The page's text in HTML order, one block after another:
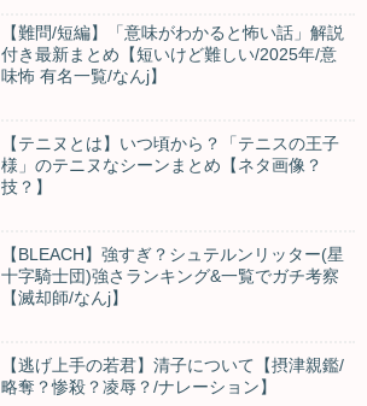
【難問/短編】「意味がわかると怖い話」解説
付き最新まとめ【短いけど難しい/2025年/意
味怖 有名一覧/なんj】
【テニヌとは】いつ頃から？「テニスの王子
様」のテニヌなシーンまとめ【ネタ画像？
技？】
【BLEACH】強すぎ？シュテルンリッター(星
十字騎士団)強さランキング&一覧でガチ考察
【滅却師/なんj】
【逃げ上手の若君】清子について【摂津親鑑/
略奪？惨殺？凌辱？/ナレーション】